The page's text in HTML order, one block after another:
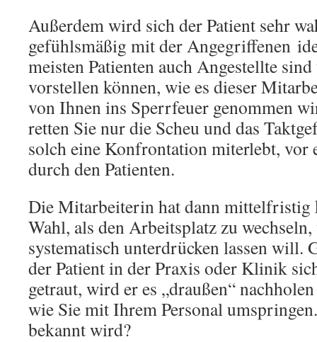
Außerdem wird sich der Patient sehr
gefühlsmäßig mit der Angegriffenen
meisten Patienten auch Angestellte
vorstellen können, wie es dieser
von Ihnen ins Sperrfeuer genommen
retten Sie nur die Scheu und das
solch eine Konfrontation miterlebt, vor
durch den Patienten.
Die Mitarbeiterin hat dann mittelfristig
Wahl, als den Arbeitsplatz zu
systematisch unterdrücken lassen will.
der Patient in der Praxis oder Klinik
getraut, wird er es „draußen“
wie Sie mit Ihrem Personal
bekannt wird?